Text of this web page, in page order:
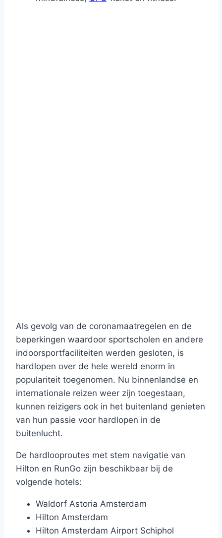
Als gevolg van de coronamaatregelen en de
beperkingen waardoor sportscholen en andere
indoorsportfaciliteiten werden gesloten, is
hardlopen over de hele wereld enorm in
populariteit toegenomen. Nu binnenlandse en
internationale reizen weer zijn toegestaan,
kunnen reizigers ook in het buitenland genieten
van hun passie voor hardlopen in de
buitenlucht.
De hardlooproutes met stem navigatie van
Hilton en RunGo zijn beschikbaar bij de
volgende hotels:
Waldorf Astoria Amsterdam
Hilton Amsterdam
Hilton Amsterdam Airport Schiphol